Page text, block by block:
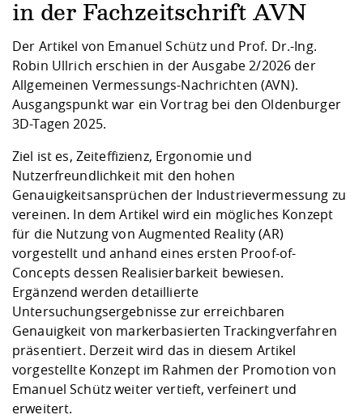
Checkliste zum
Fremdsprachen
Lebenslagen
Arbeit
Career Service
Lehren,
Weiterbilden im
Formulare und
Gründung und
Informatik/
Landbau/
Angebote für Unternehmen
Kontakt und Anfahrt
Qualitätssicherung
in der Fachzeitschrift AVN
Der Artikel von Emanuel Schütz und Prof. Dr.-Ing.
Robin Ullrich erschien in der Ausgabe 2/2026 der
Allgemeinen Vermessungs-Nachrichten (AVN).
Ausgangspunkt war ein Vortrag bei den Oldenburger
3D-Tagen 2025.
Ziel ist es, Zeiteffizienz, Ergonomie und
Nutzerfreundlichkeit mit den hohen
Genauigkeitsansprüchen der Industrievermessung zu
vereinen. In dem Artikel wird ein mögliches Konzept
für die Nutzung von Augmented Reality (AR)
vorgestellt und anhand eines ersten Proof-of-
Concepts dessen Realisierbarkeit bewiesen.
Ergänzend werden detaillierte
Untersuchungsergebnisse zur erreichbaren
Genauigkeit von markerbasierten Trackingverfahren
präsentiert. Derzeit wird das in diesem Artikel
vorgestellte Konzept im Rahmen der Promotion von
Emanuel Schütz weiter vertieft, verfeinert und
erweitert.